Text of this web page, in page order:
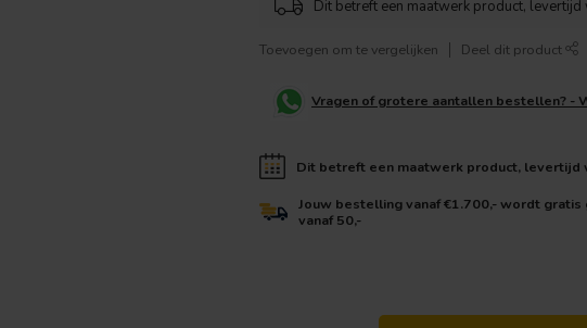
Dit betreft een maatwerk product,
Toevoegen om te vergelijken Deel dit product
Vragen of grotere aantallen bestellen? -
Dit betreft een maatwerk product, levertijd
Jouw bestelling vanaf €1.700,- wordt
vanaf 50,-